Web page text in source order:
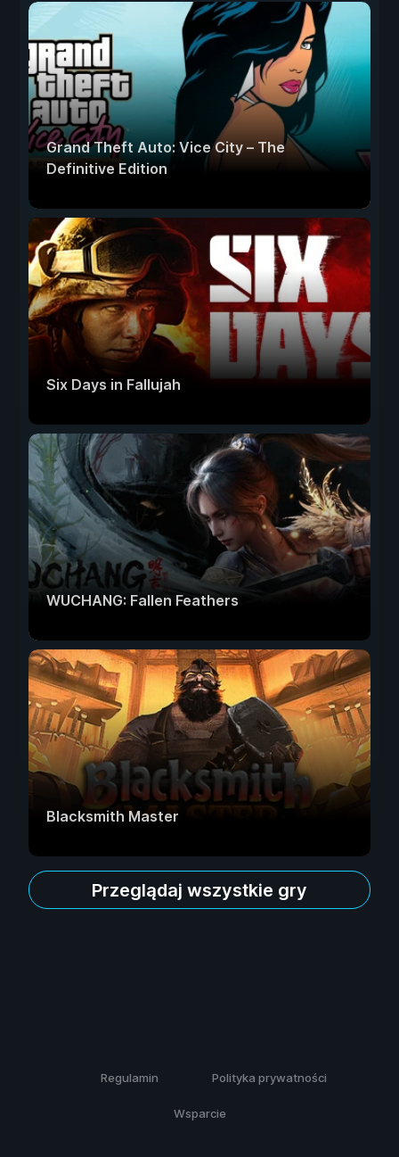
Grand Theft Auto: Vice City – The
Definitive Edition
Six Days in Fallujah
WUCHANG: Fallen Feathers
Blacksmith Master
Przeglądaj wszystkie gry
Regulamin Polityka prywatności
Wsparcie